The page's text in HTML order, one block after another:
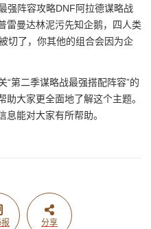
强阵容攻略DNF阿拉德谋略战
雷曼达林泥污先知企鹅，四人类
切了，你其他的组合会因为企
“第二季谋略战最强搭配阵容”的
大家更全面地了解这个主题。
能对大家有所帮助。
分享